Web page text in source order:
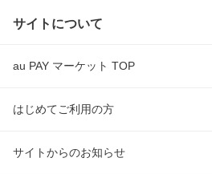
サイトについて
au PAY マーケット TOP
はじめてご利用の方
サイトからのお知らせ